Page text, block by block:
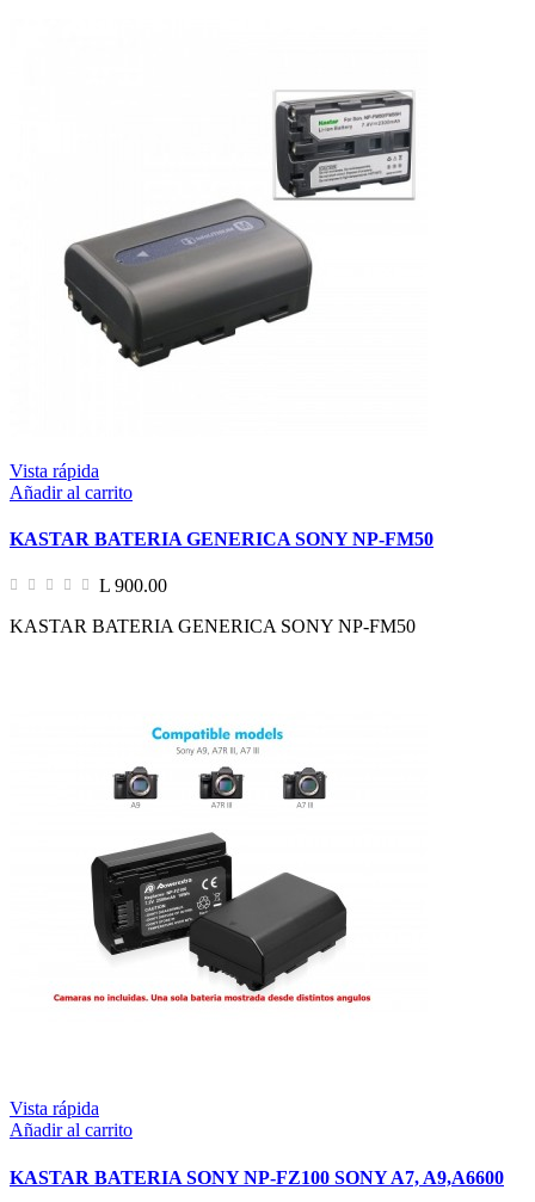
Vista rápida
Añadir al carrito
KASTAR BATERIA GENERICA SONY NP-FM50
L 900.00
KASTAR BATERIA GENERICA SONY NP-FM50
Vista rápida
Añadir al carrito
KASTAR BATERIA SONY NP-FZ100 SONY A7, A9,A6600